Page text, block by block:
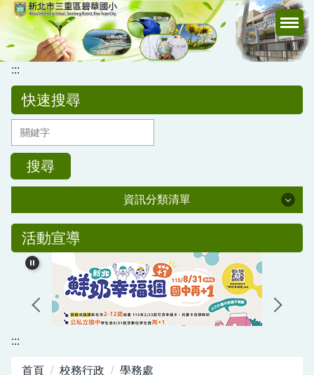
跳
到
主
要
區
:::
快速搜尋
搜尋
資訊分類清單
公務專區
校務行政
公告訊息
資訊中心
活動宣導
:::
首頁 校務行政 學務處